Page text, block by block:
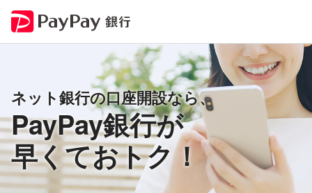
ネット銀行の口座開設なら、
PayPay銀行が
早くておトク！